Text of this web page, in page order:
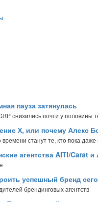
пауза затянулась
снизились почти у половины
Х, или почему Алекс
времени станут те, кто пока
агентства AITI/Carat
успешный бренд
брендинговых агентств